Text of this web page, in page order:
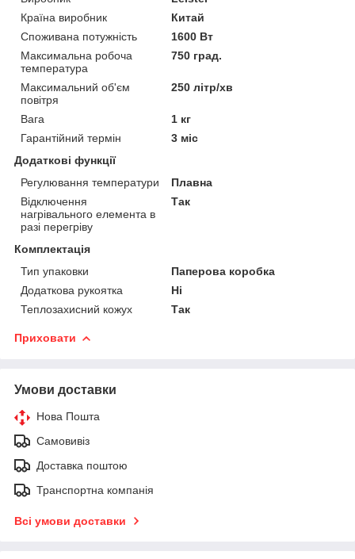
Країна виробник
Китай
Споживана потужність
1600 Вт
Максимальна робоча
температура
750 град.
Максимальний об'єм
повітря
250 літр/хв
Вага
1 кг
Гарантійний термін
3 міс
Додаткові функції
Регулювання температури
Плавна
Відключення
нагрівального елемента в
разі перегріву
Так
Комплектація
Тип упаковки
Паперова коробка
Додаткова рукоятка
Ні
Теплозахисний кожух
Так
Приховати
Умови доставки
Нова Пошта
Самовивіз
Доставка поштою
Транспортна компанія
Всі умови доставки